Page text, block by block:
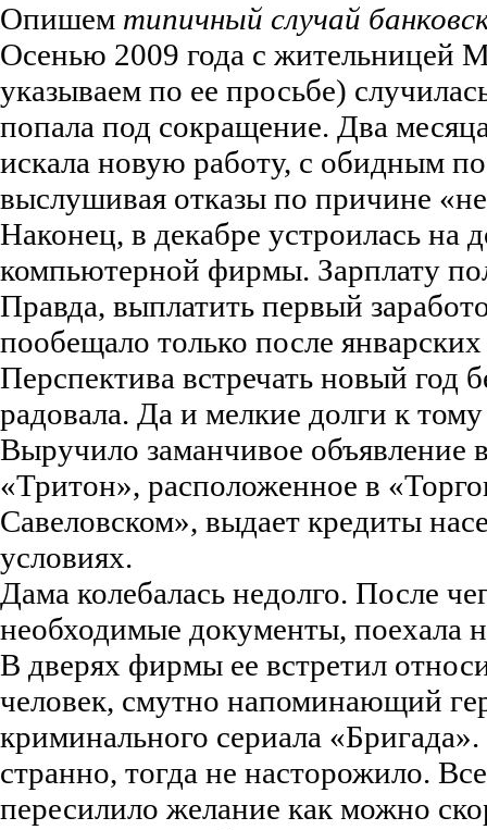
Опишем типичный случай
Осенью 2009 года с жительницей
указываем по ее просьбе)
попала под сокращение. Два
искала новую работу, с обидным
выслушивая отказы по причине «не
Наконец, в декабре устроилась на
компьютерной фирмы. Зарплату
Правда, выплатить первый
пообещало только после
Перспектива встречать новый год
радовала. Да и мелкие долги к
Выручило заманчивое объявление
«Тритон», расположенное в
Савеловском», выдает кредиты
условиях.
Дама колебалась недолго. После
необходимые документы, поехала
В дверях фирмы ее встретил
человек, смутно напоминающий
криминального сериала
странно, тогда не насторожило.
пересилило желание как можно